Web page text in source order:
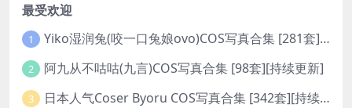
最受欢迎
1 Yiko湿润兔(咬一口兔娘ovo)COS写真合集 [281套][持续更新]
2 阿九从不咕咕(九言)COS写真合集 [98套][持续更新]
3 日本人气Coser Byoru COS写真合集 [342套][持续更新]